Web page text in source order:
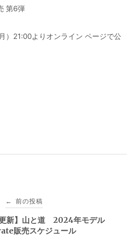
第6弾
21:00よりオンライン ページで公
← 前の投稿
更新】山と道 2024年モデル
販売スケジュール